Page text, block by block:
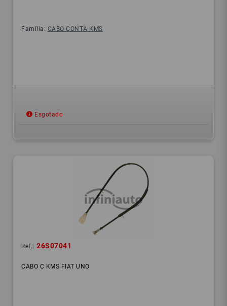
Família: CABO CONTA KMS
Esgotado
Ref.: 26S07041
CABO C KMS FIAT UNO